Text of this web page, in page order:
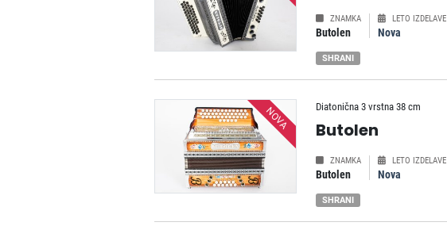
ZNAMKA
Butolen
LETO IZDELAVE
Nova
SHRANI
NOVA Diatonična 3 vrstna 38 cm
Butolen
ZNAMKA
Butolen
LETO IZDELAVE
Nova
SHRANI